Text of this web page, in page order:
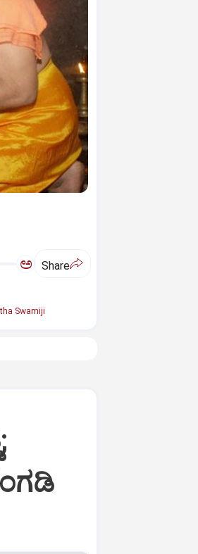
ಅ Share
Swamiji